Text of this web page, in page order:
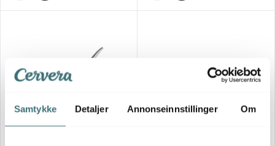
Samtykke Detaljer Annonseinnstillinger Om